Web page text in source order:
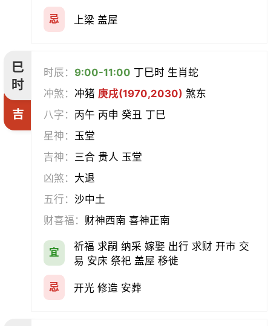
忌 上梁 盖屋
巳
时
吉
时辰： 9:00-11:00 丁巳时 生肖蛇
冲煞：冲猪 庚戌(1970,2030) 煞东
八字： 丙午 丙申 癸丑 丁巳
星神： 玉堂
吉神： 三合 贵人 玉堂
凶煞： 大退
五行：沙中土
财喜福： 财神西南 喜神正南
宜
祈福 求嗣 纳采 嫁娶 出行 求财 开市 交
易 安床 祭祀 盖屋 移徙
忌 开光 修造 安葬